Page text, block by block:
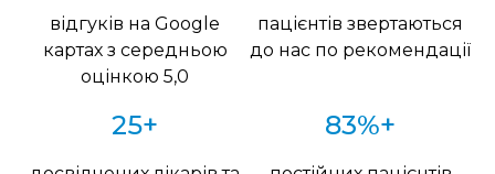
відгуків на Google
картах з середньою
оцінкою 5,0
пацієнтів звертаються
до нас по рекомендації
25+ 83%+